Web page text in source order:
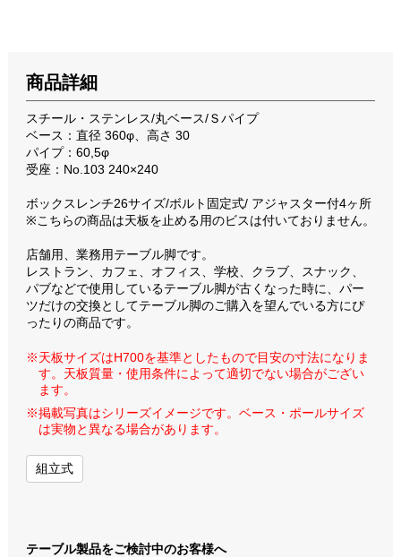
商品詳細
スチール・ステンレス/丸ベース/Ｓパイプ
ベース：直径 360φ、高さ 30
パイプ：60,5φ
受座：No.103 240×240
ボックスレンチ26サイズ/ボルト固定式/ アジャスター付4ヶ所
※こちらの商品は天板を止める用のビスは付いておりません。
店舗用、業務用テーブル脚です。
レストラン、カフェ、オフィス、学校、クラブ、スナック、
パブなどで使用しているテーブル脚が古くなった時に、パー
ツだけの交換としてテーブル脚のご購入を望んでいる方にぴ
ったりの商品です。
※天板サイズはH700を基準としたもので目安の寸法になりま
す。天板質量・使用条件によって適切でない場合がござい
ます。
※掲載写真はシリーズイメージです。ベース・ポールサイズ
は実物と異なる場合があります。
組立式
テーブル製品をご検討中のお客様へ